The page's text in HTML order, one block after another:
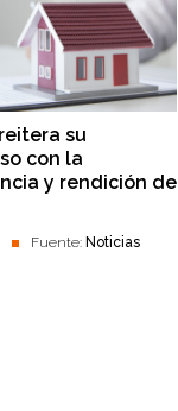
su
con la
y rendición de
Fuente: Noticias